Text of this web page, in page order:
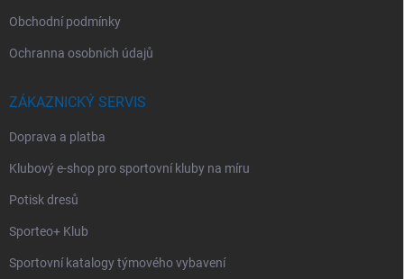
Obchodní podmínky
Ochranna osobních údajů
ZÁKAZNICKÝ SERVIS
Doprava a platba
Klubový e-shop pro sportovní kluby na míru
Potisk dresů
Sporteo+ Klub
Sportovní katalogy týmového vybavení